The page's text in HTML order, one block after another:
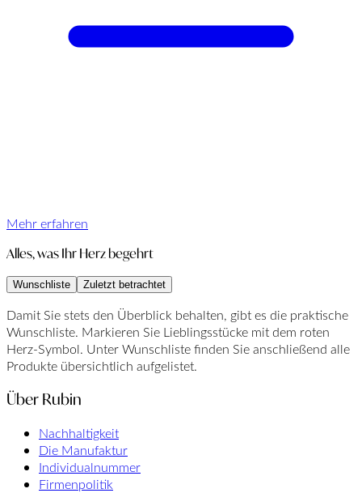
Mehr erfahren
Alles, was Ihr Herz begehrt
Wunschliste Zuletzt betrachtet
Damit Sie stets den Überblick behalten, gibt es die praktische
Wunschliste. Markieren Sie Lieblingsstücke mit dem roten
Herz-Symbol. Unter Wunschliste finden Sie anschließend alle
Produkte übersichtlich aufgelistet.
Über Rubin
Nachhaltigkeit
Die Manufaktur
Individualnummer
Firmenpolitik